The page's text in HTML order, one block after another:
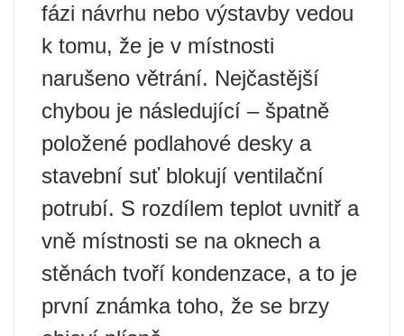
fázi návrhu nebo výstavby vedou
k tomu, že je v místnosti
narušeno větrání. Nejčastější
chybou je následující – špatně
položené podlahové desky a
stavební suť blokují ventilační
potrubí. S rozdílem teplot uvnitř a
vně místnosti se na oknech a
stěnách tvoří kondenzace, a to je
první známka toho, že se brzy